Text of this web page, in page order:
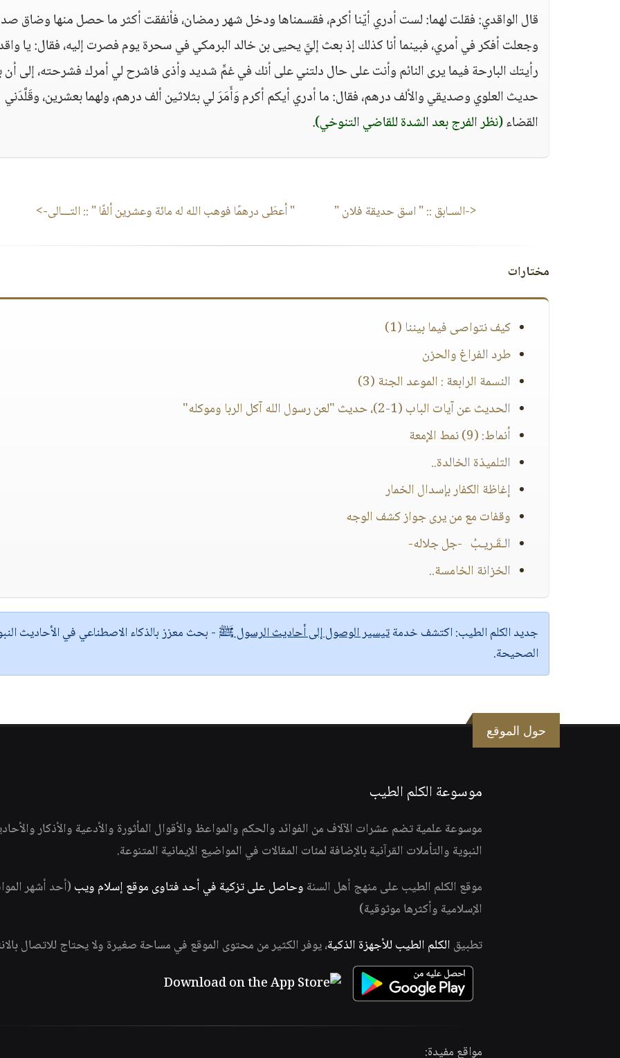
قال الواقدي: فقلت لهما: لست أدري أيّنا أكرم، فقسمناها ودخل شهر رمضان، فأنفقت أكثر ما حصل منها وضاق
وجعلت أفكر في أمري، فبينما أنا كذلك إذ بعث إليَّ يحيى بن خالد البرمكي في سحرة يوم فصرت إليه، فقال: يا
رأيتك البارحة فيما يرى النائم وأنت على حال دلتني على أنك في غمٍّ شديد وأذى فاشرح لي أمرك فشرحته، إلى
حديث العلوي وصديقي والألف درهم، فقال: ما أدري أيكم أكرم وَأَمَرَ لي بثلاثين ألف درهم، ولهما بعشرين، وقَلَّدَني
القضاء(نظر الفرج بعد الشدة للقاضي التنوخي).
<-السـابق ::" اسق حديقة فلان " " أعطَى درهمًا فوهب الله له مائة وعشرين ألفًا " :: التـــالى->
مختارات
كيف نتواصى فيما بيننا (1)
طرد الفراغ والحزن
النسمة الرابعة : الموعد الجنة (3)
الحديث عن آيات الباب (1-2)، حديث "لعن رسول الله آكل الربا وموكله"
أنماط: (9) نمط الإمعة
التلميذة الخالدة..
إغاظة الكفار بإسدال الخمار
وقفات مع من يرى جواز كشف الوجه
الـقَـريـبُ -جل جلاله-
الخزانة الخامسة..
جديد الكلم الطيب:اكتشف خدمةتيسير الوصول إلى أحاديث الرسول ﷺ - بحث معزز بالذكاء الاصطناعي في الأحاديث
الصحيحة.
حول الموقع
موسوعة الكلم الطيب
موسوعة علمية تضم عشرات الآلاف من الفوائد والحكم والمواعظ والأقوال المأثورة والأدعية والأذكار
النبوية والتأملات القرآنية بالإضافة لمئات المقالات في المواضيع الإيمانية المتنوعة.
موقع الكلم الطيب على منهج أهل السنة وحاصل على تزكية في أحد فتاوى موقع إسلام ويب (أحد أشهر
الإسلامية وأكثرها موثوقية)
تطبيق الكلم الطيب للأجهزة الذكية، يوفر الكثير من محتوى الموقع في مساحة صغيرة ولا يحتاج للاتصال
مواقع مفيدة: